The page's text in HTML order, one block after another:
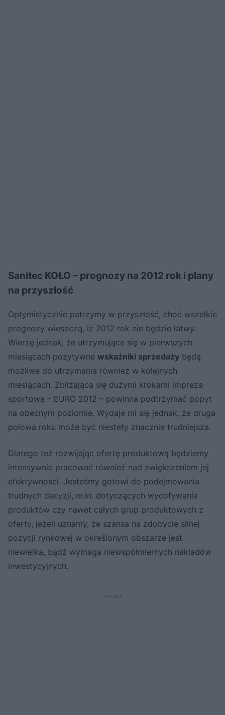
Sanitec KOŁO – prognozy na 2012 rok i plany
na przyszłość
Optymistycznie patrzymy w przyszłość, choć wszelkie
prognozy wieszczą, iż 2012 rok nie będzie łatwy.
Wierzę jednak, że utrzymujące się w pierwszych
miesiącach pozytywne wskaźniki sprzedaży będą
możliwe do utrzymania również w kolejnych
miesiącach. Zbliżająca się dużymi krokami impreza
sportowa – EURO 2012 – powinna podtrzymać popyt
na obecnym poziomie. Wydaje mi się jednak, że druga
połowa roku może być niestety znacznie trudniejsza.
Dlatego też rozwijając ofertę produktową będziemy
intensywnie pracować również nad zwiększeniem jej
efektywności. Jesteśmy gotowi do podejmowania
trudnych decyzji, m.in. dotyczących wycofywania
produktów czy nawet całych grup produktowych z
oferty, jeżeli uznamy, że szansa na zdobycie silnej
pozycji rynkowej w określonym obszarze jest
niewielka, bądź wymaga niewspółmiernych nakładów
inwestycyjnych.